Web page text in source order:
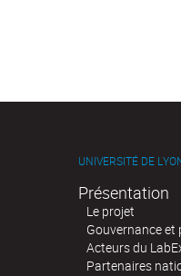
UNIVERSITÉ DE
Présentation
Le projet
Gouvernance et
Acteurs du
Partenaires